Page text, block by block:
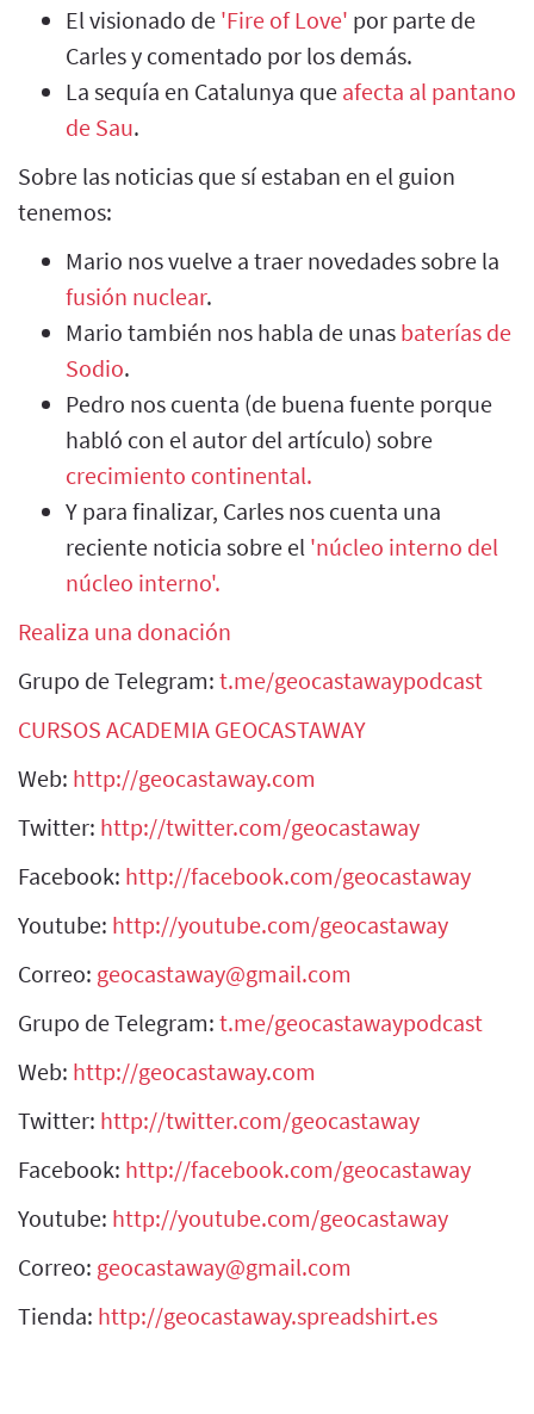
El visionado de 'Fire of Love' por parte de
Carles y comentado por los demás.
La sequía en Catalunya que afecta al pantano
de Sau.
Sobre las noticias que sí estaban en el guion
tenemos:
Mario nos vuelve a traer novedades sobre la
fusión nuclear.
Mario también nos habla de unas baterías de
Sodio.
Pedro nos cuenta (de buena fuente porque
habló con el autor del artículo) sobre
crecimiento continental.
Y para finalizar, Carles nos cuenta una
reciente noticia sobre el 'núcleo interno del
núcleo interno'.
Realiza una donación
Grupo de Telegram: t.me/geocastawaypodcast
CURSOS ACADEMIA GEOCASTAWAY
Web: http://geocastaway.com
Twitter: http://twitter.com/geocastaway
Facebook: http://facebook.com/geocastaway
Youtube: http://youtube.com/geocastaway
Correo: geocastaway@gmail.com
Grupo de Telegram: t.me/geocastawaypodcast
Web: http://geocastaway.com
Twitter: http://twitter.com/geocastaway
Facebook: http://facebook.com/geocastaway
Youtube: http://youtube.com/geocastaway
Correo: geocastaway@gmail.com
Tienda: http://geocastaway.spreadshirt.es